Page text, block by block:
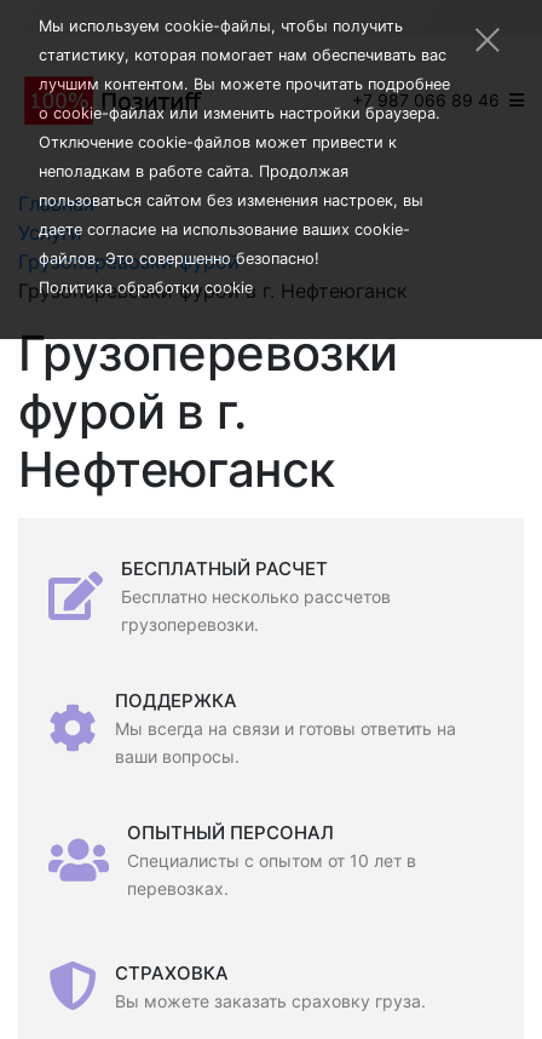
+7 987 066 89 46
×
Главная
Услуги
Грузоперевозки фурой
Грузоперевозки фурой в г. Нефтеюганск
Грузоперевозки
фурой в г.
Нефтеюганск
БЕСПЛАТНЫЙ РАСЧЕТ
Бесплатно несколько рассчетов
грузоперевозки.
ПОДДЕРЖКА
Мы всегда на связи и готовы ответить на
ваши вопросы.
ОПЫТНЫЙ ПЕРСОНАЛ
Специалисты с опытом от 10 лет в
перевозках.
СТРАХОВКА
Вы можете заказать сраховку груза.
Мы используем cookie-файлы, чтобы получить
статистику, которая помогает нам обеспечивать вас
лучшим контентом. Вы можете прочитать подробнее
о cookie-файлах или изменить настройки браузера.
Отключение cookie-файлов может привести к
неполадкам в работе сайта. Продолжая
пользоваться сайтом без изменения настроек, вы
даете согласие на использование ваших cookie-
файлов. Это совершенно безопасно!
Политика обработки cookie